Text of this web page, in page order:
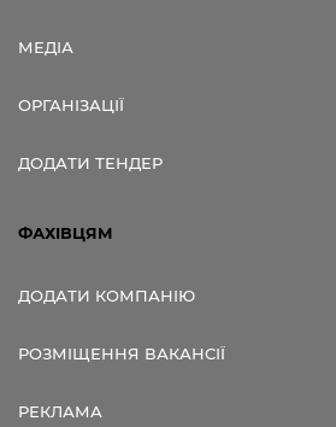
МЕДІА
ОРГАНІЗАЦІЇ
ДОДАТИ ТЕНДЕР
ФАХІВЦЯМ
ДОДАТИ КОМПАНІЮ
РОЗМІЩЕННЯ ВАКАНСІЇ
РЕКЛАМА